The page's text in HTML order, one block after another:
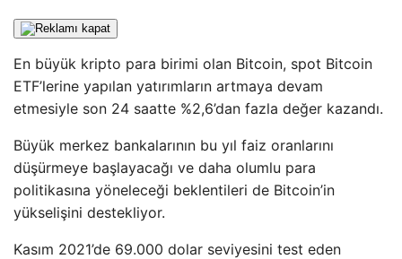
En büyük kripto para birimi olan Bitcoin, spot Bitcoin
ETF’lerine yapılan yatırımların artmaya devam
etmesiyle son 24 saatte %2,6’dan fazla değer kazandı.
Büyük merkez bankalarının bu yıl faiz oranlarını
düşürmeye başlayacağı ve daha olumlu para
politikasına yöneleceği beklentileri de Bitcoin’in
yükselişini destekliyor.
Kasım 2021’de 69.000 dolar seviyesini test eden